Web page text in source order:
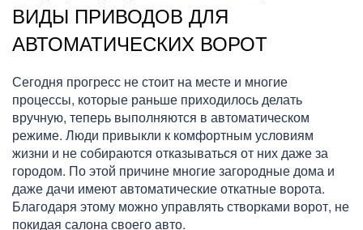
ВИДЫ ПРИВОДОВ ДЛЯ
АВТОМАТИЧЕСКИХ ВОРОТ
Сегодня прогресс не стоит на месте и многие
процессы, которые раньше приходилось делать
вручную, теперь выполняются в автоматическом
режиме. Люди привыкли к комфортным условиям
жизни и не собираются отказываться от них даже за
городом. По этой причине многие загородные дома и
даже дачи имеют автоматические откатные ворота.
Благодаря этому можно управлять створками ворот, не
покидая салона своего авто.